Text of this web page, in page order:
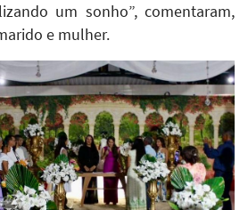
um sonho”, comentaram,
e mulher.